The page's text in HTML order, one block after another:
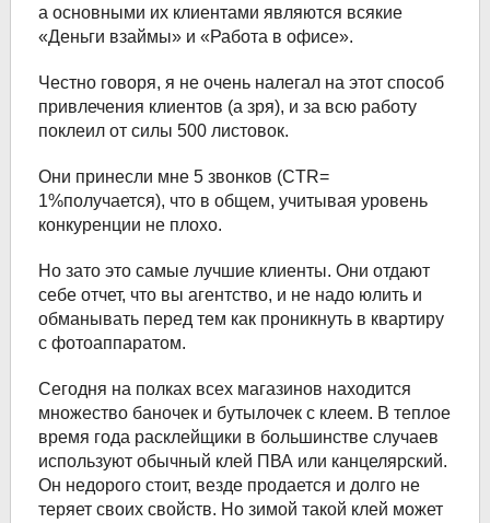
а основными их клиентами являются всякие
«Деньги взаймы» и «Работа в офисе».
Честно говоря, я не очень налегал на этот способ
привлечения клиентов (а зря), и за всю работу
поклеил от силы 500 листовок.
Они принесли мне 5 звонков (CTR=
1%получается), что в общем, учитывая уровень
конкуренции не плохо.
Но зато это самые лучшие клиенты. Они отдают
себе отчет, что вы агентство, и не надо юлить и
обманывать перед тем как проникнуть в квартиру
с фотоаппаратом.
Сегодня на полках всех магазинов находится
множество баночек и бутылочек с клеем. В теплое
время года расклейщики в большинстве случаев
используют обычный клей ПВА или канцелярский.
Он недорого стоит, везде продается и долго не
теряет своих свойств. Но зимой такой клей может